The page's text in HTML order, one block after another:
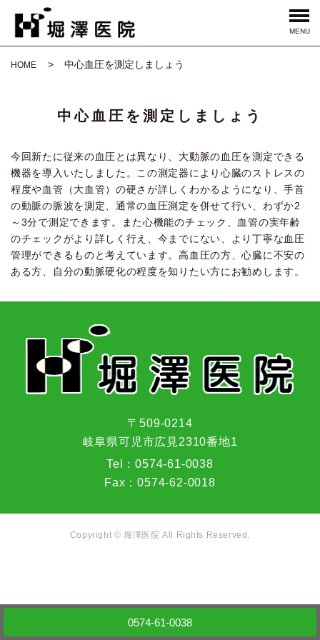
MENU
HOME 中心血圧を測定しましょう
中心血圧を測定しましょう
今回新たに従来の血圧とは異なり、大動脈の血圧を測定できる
機器を導入いたしました。この測定器により心臓のストレスの
程度や血管（大血管）の硬さが詳しくわかるようになり、手首
の動脈の脈波を測定、通常の血圧測定を併せて行い、わずか2
～3分で測定できます。また心機能のチェック、血管の実年齢
のチェックがより詳しく行え、今までにない、より丁寧な血圧
管理ができるものと考えています。高血圧の方、心臓に不安の
ある方、自分の動脈硬化の程度を知りたい方にお勧めします。
〒509-0214
岐阜県可児市広見2310番地1
Tel：0574-61-0038
Fax：0574-62-0018
Copyright ©堀澤医院 All Rights Reserved.